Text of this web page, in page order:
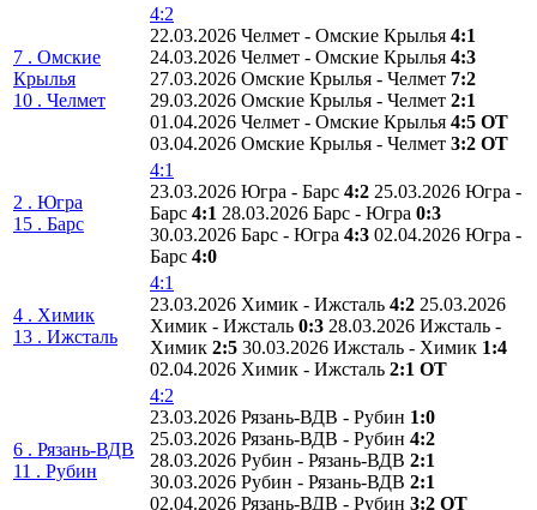
7 . Омские
Крылья
10 . Челмет
4:2
22.03.2026 Челмет - Омские Крылья 4:1
24.03.2026 Челмет - Омские Крылья 4:3
27.03.2026 Омские Крылья - Челмет 7:2
29.03.2026 Омские Крылья - Челмет 2:1
01.04.2026 Челмет - Омские Крылья 4:5 ОТ
03.04.2026 Омские Крылья - Челмет 3:2 ОТ
2 . Югра
15 . Барс
4:1
23.03.2026 Югра - Барс 4:2 25.03.2026 Югра -
Барс 4:1 28.03.2026 Барс - Югра 0:3
30.03.2026 Барс - Югра 4:3 02.04.2026 Югра -
Барс 4:0
4 . Химик
13 . Ижсталь
4:1
23.03.2026 Химик - Ижсталь 4:2 25.03.2026
Химик - Ижсталь 0:3 28.03.2026 Ижсталь -
Химик 2:5 30.03.2026 Ижсталь - Химик 1:4
02.04.2026 Химик - Ижсталь 2:1 ОТ
6 . Рязань-ВДВ
11 . Рубин
4:2
23.03.2026 Рязань-ВДВ - Рубин 1:0
25.03.2026 Рязань-ВДВ - Рубин 4:2
28.03.2026 Рубин - Рязань-ВДВ 2:1
30.03.2026 Рубин - Рязань-ВДВ 2:1
02.04.2026 Рязань-ВДВ - Рубин 3:2 ОТ